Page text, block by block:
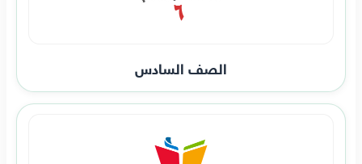
الصف السادس